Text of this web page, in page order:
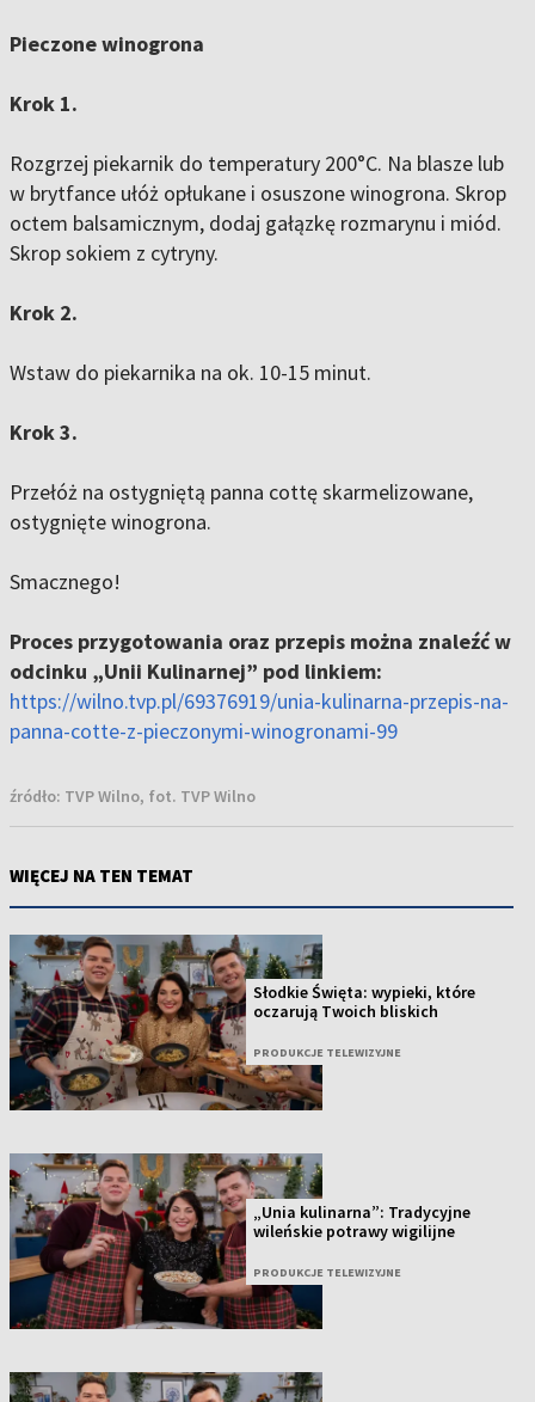
Pieczone winogrona
Krok 1.
Rozgrzej piekarnik do temperatury 200°C. Na blasze lub
w brytfance ułóż opłukane i osuszone winogrona. Skrop
octem balsamicznym, dodaj gałązkę rozmarynu i miód.
Skrop sokiem z cytryny.
Krok 2.
Wstaw do piekarnika na ok. 10-15 minut.
Krok 3.
Przełóż na ostygniętą panna cottę skarmelizowane,
ostygnięte winogrona.
Smacznego!
Proces przygotowania oraz przepis można znaleźć w
odcinku „Unii Kulinarnej” pod linkiem:
https://wilno.tvp.pl/69376919/unia-kulinarna-przepis-na-
panna-cotte-z-pieczonymi-winogronami-99
źródło: TVP Wilno, fot. TVP Wilno
WIĘCEJ NA TEN TEMAT
Słodkie Święta: wypieki, które
oczarują Twoich bliskich
PRODUKCJE TELEWIZYJNE
„Unia kulinarna”: Tradycyjne
wileńskie potrawy wigilijne
PRODUKCJE TELEWIZYJNE